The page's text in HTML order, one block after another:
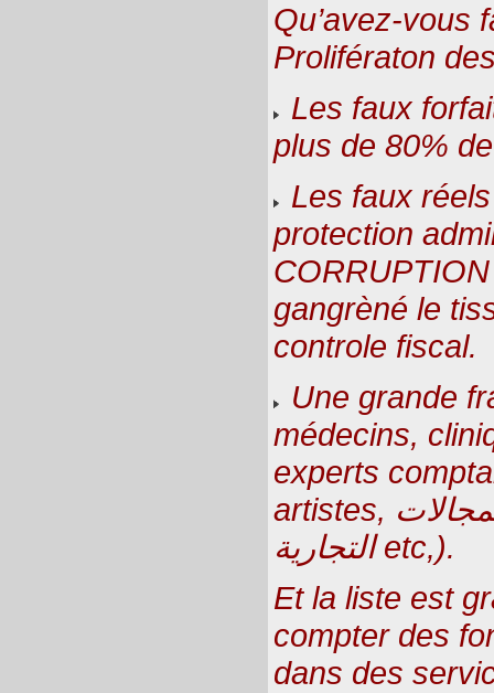
Qu’avez-vous
Prolifératon
Les faux
plus de 80%
Les faux
protection
gangrèné le
controle fiscal.
Une grande
médecins,
experts
artistes, السمسارة في كل المجالات
التجارية etc,).
Et la liste est
compter des
dans des